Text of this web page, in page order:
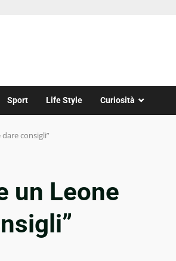
Sport Life Style Curiosità
consigli”
un Leone